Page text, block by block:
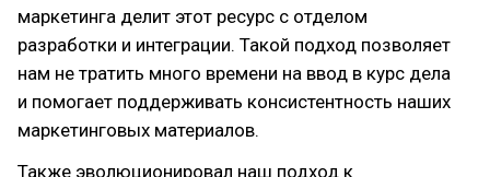
маркетинга делит этот ресурс с отделом
разработки и интеграции. Такой подход позволяет
нам не тратить много времени на ввод в курс дела
и помогает поддерживать консистентность наших
маркетинговых материалов.
Также эволюционировал наш подход к